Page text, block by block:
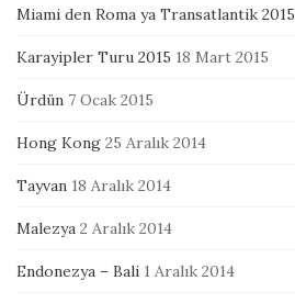
Miami den Roma ya Transatlantik 2015
Karayipler Turu 2015 18 Mart 2015
Ürdün 7 Ocak 2015
Hong Kong 25 Aralık 2014
Tayvan 18 Aralık 2014
Malezya 2 Aralık 2014
Endonezya – Bali 1 Aralık 2014